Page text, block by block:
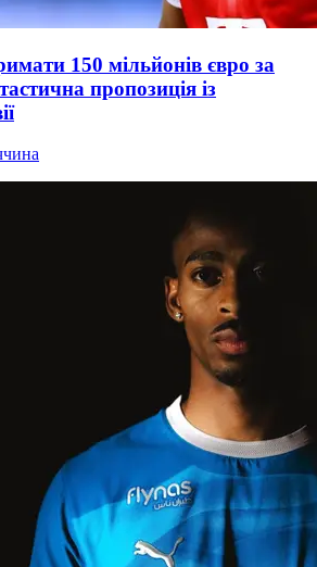
150 мільйонів євро за
пропозиція із